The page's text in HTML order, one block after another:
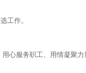
工作。
心服务职工、用情凝聚